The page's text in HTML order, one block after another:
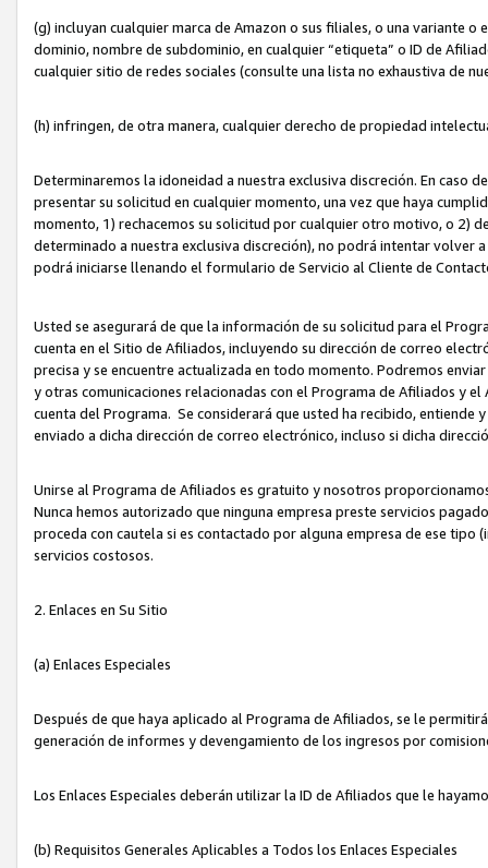
(g) incluyan cualquier marca de Amazon o sus filiales, o una variante
dominio, nombre de subdominio, en cualquier “etiqueta” o ID de
cualquier sitio de redes sociales (consulte una lista no exhaustiva de
(h) infringen, de otra manera, cualquier derecho de propiedad
Determinaremos la idoneidad a nuestra exclusiva discreción. En caso
presentar su solicitud en cualquier momento, una vez que haya
momento, 1) rechacemos su solicitud por cualquier otro motivo, o 2)
determinado a nuestra exclusiva discreción), no podrá intentar volver
podrá iniciarse llenando el formulario de Servicio al Cliente de
Usted se asegurará de que la información de su solicitud para el
cuenta en el Sitio de Afiliados, incluyendo su dirección de correo
precisa y se encuentre actualizada en todo momento. Podremos
y otras comunicaciones relacionadas con el Programa de Afiliados y
cuenta del Programa. Se considerará que usted ha recibido, entiende
enviado a dicha dirección de correo electrónico, incluso si dicha
Unirse al Programa de Afiliados es gratuito y nosotros
Nunca hemos autorizado que ninguna empresa preste servicios
proceda con cautela si es contactado por alguna empresa de ese
servicios costosos.
2. Enlaces en Su Sitio
(a) Enlaces Especiales
Después de que haya aplicado al Programa de Afiliados, se le
generación de informes y devengamiento de los ingresos por
Los Enlaces Especiales deberán utilizar la ID de Afiliados que le
(b) Requisitos Generales Aplicables a Todos los Enlaces Especiales